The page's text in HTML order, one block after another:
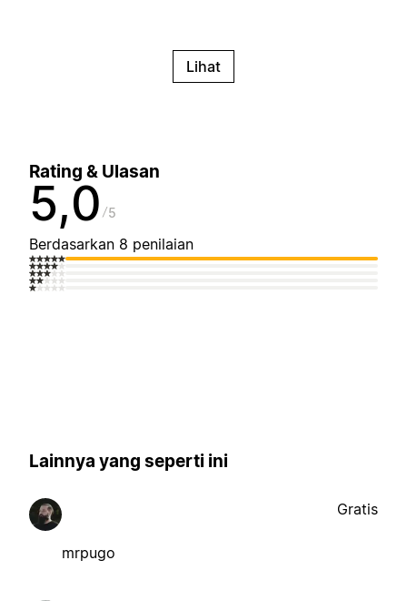
Lihat
Rating & Ulasan
5,0 5
Berdasarkan 8 penilaian
Lainnya yang seperti ini
mrpugo
Gratis